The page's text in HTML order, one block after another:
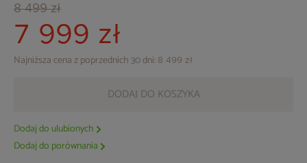
8 499 zł
7 999 zł
Najniższa cena z poprzednich 30 dni: 8 499 zł
DODAJ DO KOSZYKA
Dodaj do ulubionych
Dodaj do porównania